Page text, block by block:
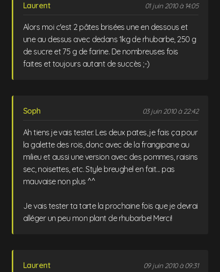
Laurent 01 juin 2010 à 14:05
Alors moi c'est 2 pâtes brisées une en dessous et
une au dessus avec dedans 1kg de rhubarbe, 250 g
de sucre et 75 g de farine. De nombreuses fois
faites et toujours autant de succès ;-)
Soph 03 juin 2010 à 22:42
Ah tiens je vais tester. Les deux pates, je fais ça pour
la galette des rois, donc avec de la frangipane au
milieu et aussi une version avec des pommes, raisins
sec, noisettes, etc. Style breughel en fait... pas
mauvaise non plus ^^
Je vais tester ta tarte la prochaine fois que je devrai
alléger un peu mon plant de rhubarbe! Merci!
Laurent 09 juin 2010 à 09:31